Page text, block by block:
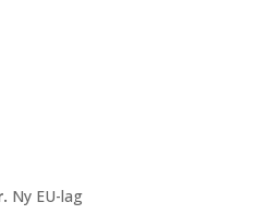
Ny EU-lag